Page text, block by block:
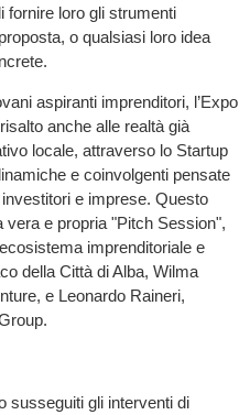
fornire loro gli strumenti
o qualsiasi loro idea
aspiranti imprenditori, l’Expo
anche alle realtà già
locale, attraverso lo Startup
e coinvolgenti pensate
e imprese. Questo
e propria "Pitch Session",
imprenditoriale e
della Città di Alba, Wilma
e Leonardo Raineri,
susseguiti gli interventi di